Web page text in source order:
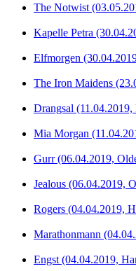
The Notwist
Kapelle Petra
Elfmorgen
The Iron Maidens
Drangsal (11.04.2019,
Mia Morgan
Gurr (06.04.2019,
Jealous (06.04.2019,
Rogers (04.04.2019,
Marathonmann
Engst (04.04.2019,